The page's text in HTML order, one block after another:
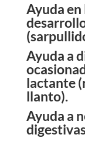
Ayuda
Ayuda a
lactante
llanto).
Ayuda a